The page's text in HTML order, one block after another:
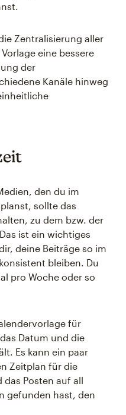
Zentralisierung aller
eine bessere
der
Kanäle hinweg
den du im
sollte das
zu dem bzw. der
ist ein wichtiges
deine Beiträge so im
bleiben. Du
pro Woche oder so
für
Datum und die
Es kann ein paar
Zeitplan für die
Posten auf all
gefunden hast, den